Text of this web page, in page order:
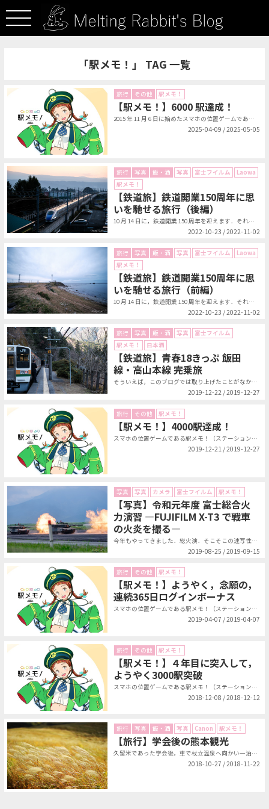
「駅メモ！」 TAG 一覧
旅行 その他 駅メモ！
【駅メモ！】6000 駅達成！
2015 年 11 月 6 日に始めたスマホの位置ゲームである駅メモ！（ステ...
2025-04-09 / 2025-05-05
旅行 写真 飯・酒 写真 富士フイルム
Laowa
駅メモ！
【鉄道旅】鉄道開業150周年に思
いを馳せる旅行（後編）
10 月 14 日に，鉄道開業 150 周年を迎えます．それを記念して発売さ...
2022-10-23 / 2022-11-02
旅行 写真 飯・酒 写真 富士フイルム
Laowa
駅メモ！
【鉄道旅】鉄道開業150周年に思
いを馳せる旅行（前編）
10 月 14 日に，鉄道開業 150 周年を迎えます．それを記念して発売さ...
2022-10-23 / 2022-11-02
旅行 写真 飯・酒 写真
富士フイルム
駅メモ！
日本酒
【鉄道旅】青春18きっぷ 飯田
線・高山本線 完乗旅
そういえば，このブログでは取り上げたことがなかった気がするが，青春18きっぷ...
2019-12-22 / 2019-12-27
旅行 その他 駅メモ！
【駅メモ！】4000駅達成！
スマホの位置ゲームである駅メモ！（ステーションメモリーズ！）を，もうかれこれ...
2019-12-21 / 2019-12-27
写真 写真 カメラ 富士フイルム 駅メモ！
【写真】令和元年度 富士総合火
力演習 ―FUJIFILM X-T3 で戦車
の火炎を撮る―
今年もやってきました．総火演．そこそこの速写性のある富士フイルム X-T3 ...
2019-08-25 / 2019-09-15
旅行 その他 駅メモ！
【駅メモ！】ようやく，念願の，
連続365日ログインボーナス
スマホの位置ゲームである駅メモ！（ステーションメモリーズ！）の連続ログインボ...
2019-04-07 / 2019-04-07
旅行 その他 駅メモ！
【駅メモ！】４年目に突入して，
ようやく3000駅突破
スマホの位置ゲームである駅メモ！（ステーションメモリーズ！）を，もうかれこれ...
2018-12-08 / 2018-12-12
旅行 写真 飯・酒 写真 Canon 駅メモ！
【旅行】学会後の熊本観光
久留米であった学会後，車で杖立温泉へ向かい一泊．その後，熊本を観光し，熊本空...
2018-10-27 / 2018-11-22